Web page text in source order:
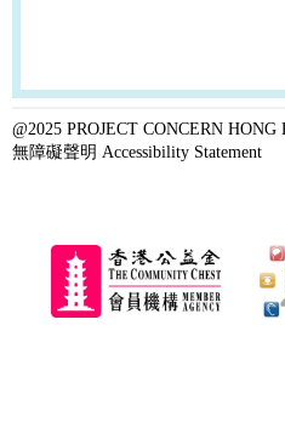
@2025 PROJECT CONCERN
無障礙聲明 Accessibility Statement